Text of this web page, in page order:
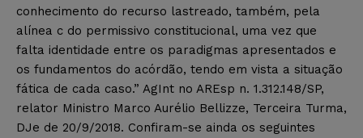
conhecimento do recurso lastreado, também, pela
alínea c do permissivo constitucional, uma vez que
falta identidade entre os paradigmas apresentados e
os fundamentos do acórdão, tendo em vista a situação
fática de cada caso.” AgInt no AREsp n. 1.312.148/SP,
relator Ministro Marco Aurélio Bellizze, Terceira Turma,
DJe de 20/9/2018. Confiram-se ainda os seguintes